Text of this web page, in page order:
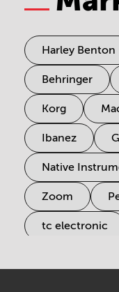
Harley Benton
Behringer
Korg
Ibanez
Native
Zoom
tc electronic